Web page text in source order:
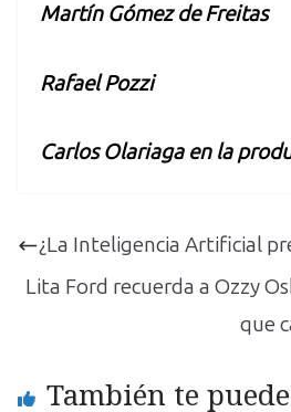
Martín Gómez de Freitas
Rafael Pozzi
Carlos Olariaga en la
¿La Inteligencia Artificial
Lita Ford recuerda a Ozzy
que
También te